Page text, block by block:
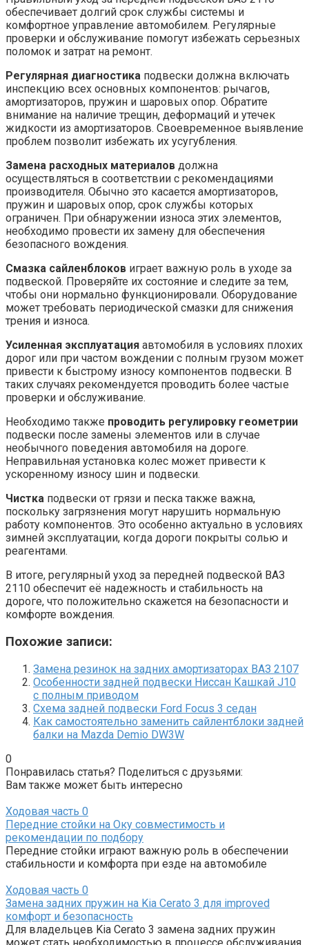
обеспечивает долгий срок службы системы и
комфортное управление автомобилем. Регулярные
проверки и обслуживание помогут избежать серьезных
поломок и затрат на ремонт.
Регулярная диагностика подвески должна включать
инспекцию всех основных компонентов: рычагов,
амортизаторов, пружин и шаровых опор. Обратите
внимание на наличие трещин, деформаций и утечек
жидкости из амортизаторов. Своевременное выявление
проблем позволит избежать их усугубления.
Замена расходных материалов должна
осуществляться в соответствии с рекомендациями
производителя. Обычно это касается амортизаторов,
пружин и шаровых опор, срок службы которых
ограничен. При обнаружении износа этих элементов,
необходимо провести их замену для обеспечения
безопасного вождения.
Смазка сайленблоков играет важную роль в уходе за
подвеской. Проверяйте их состояние и следите за тем,
чтобы они нормально функционировали. Оборудование
может требовать периодической смазки для снижения
трения и износа.
Усиленная эксплуатация автомобиля в условиях плохих
дорог или при частом вождении с полным грузом может
привести к быстрому износу компонентов подвески. В
таких случаях рекомендуется проводить более частые
проверки и обслуживание.
Необходимо также проводить регулировку геометрии
подвески после замены элементов или в случае
необычного поведения автомобиля на дороге.
Неправильная установка колес может привести к
ускоренному износу шин и подвески.
Чистка подвески от грязи и песка также важна,
поскольку загрязнения могут нарушить нормальную
работу компонентов. Это особенно актуально в условиях
зимней эксплуатации, когда дороги покрыты солью и
реагентами.
В итоге, регулярный уход за передней подвеской ВАЗ
2110 обеспечит её надежность и стабильность на
дороге, что положительно скажется на безопасности и
комфорте вождения.
Похожие записи:
Замена резинок на задних амортизаторах ВАЗ 2107
Особенности задней подвески Ниссан Кашкай J10
с полным приводом
Схема задней подвески Ford Focus 3 седан
Как самостоятельно заменить сайлентблоки задней
балки на Mazda Demio DW3W
0
Понравилась статья? Поделиться с друзьями:
Вам также может быть интересно
Ходовая часть 0
Передние стойки на Оку совместимость и
рекомендации по подбору
Передние стойки играют важную роль в обеспечении
стабильности и комфорта при езде на автомобиле
Ходовая часть 0
Замена задних пружин на Kia Cerato 3 для improved
комфорт и безопасность
Для владельцев Kia Cerato 3 замена задних пружин